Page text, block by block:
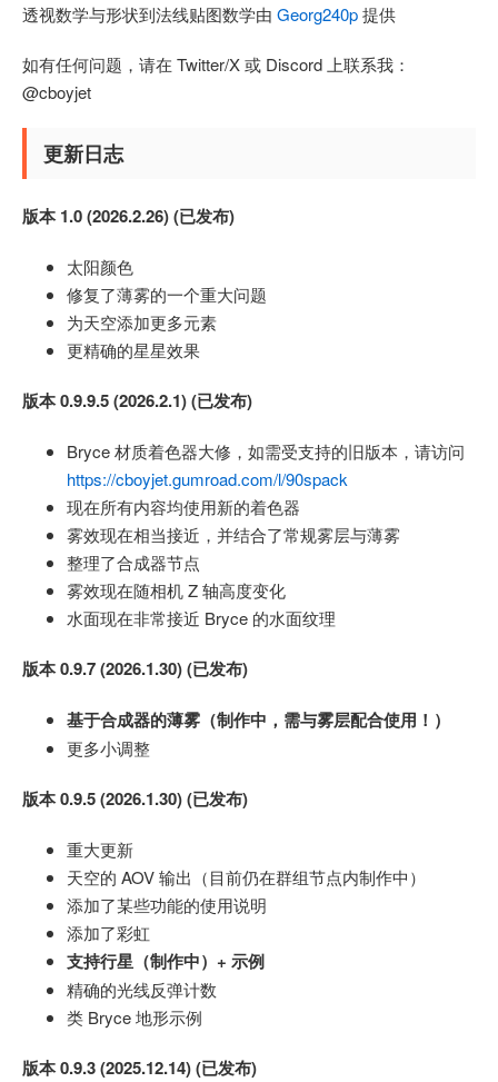
透视数学与形状到法线贴图数学由 Georg240p提供
如有任何问题，请在 Twitter/X 或 Discord 上联系我：
@cboyjet
更新日志
版本 1.0 (2026.2.26) (已发布)
太阳颜色
修复了薄雾的一个重大问题
为天空添加更多元素
更精确的星星效果
版本 0.9.9.5 (2026.2.1) (已发布)
Bryce 材质着色器大修，如需受支持的旧版本，请访问
https://cboyjet.gumroad.com/l/90spack
现在所有内容均使用新的着色器
雾效现在相当接近，并结合了常规雾层与薄雾
整理了合成器节点
雾效现在随相机 Z 轴高度变化
水面现在非常接近 Bryce 的水面纹理
版本 0.9.7 (2026.1.30) (已发布)
基于合成器的薄雾（制作中，需与雾层配合使用！）
更多小调整
版本 0.9.5 (2026.1.30) (已发布)
重大更新
天空的 AOV 输出（目前仍在群组节点内制作中）
添加了某些功能的使用说明
添加了彩虹
支持行星（制作中）+ 示例
精确的光线反弹计数
类 Bryce 地形示例
版本 0.9.3 (2025.12.14) (已发布)